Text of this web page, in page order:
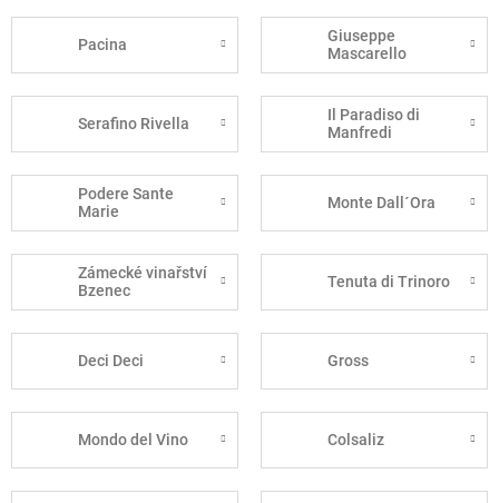
Pacina
Giuseppe
Mascarello
Serafino Rivella
Il Paradiso di
Manfredi
Podere Sante
Marie
Monte Dall´Ora
Zámecké vinařství
Bzenec
Tenuta di Trinoro
Deci Deci Gross
Mondo del Vino Colsaliz